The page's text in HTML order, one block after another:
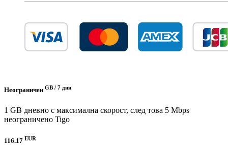
Неограничен GB / 7 дни
1 GB дневно с максимална скорост, след това 5 Mbps
неограничено Tigo
116.17 EUR